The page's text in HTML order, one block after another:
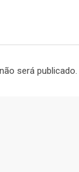
será publicado.